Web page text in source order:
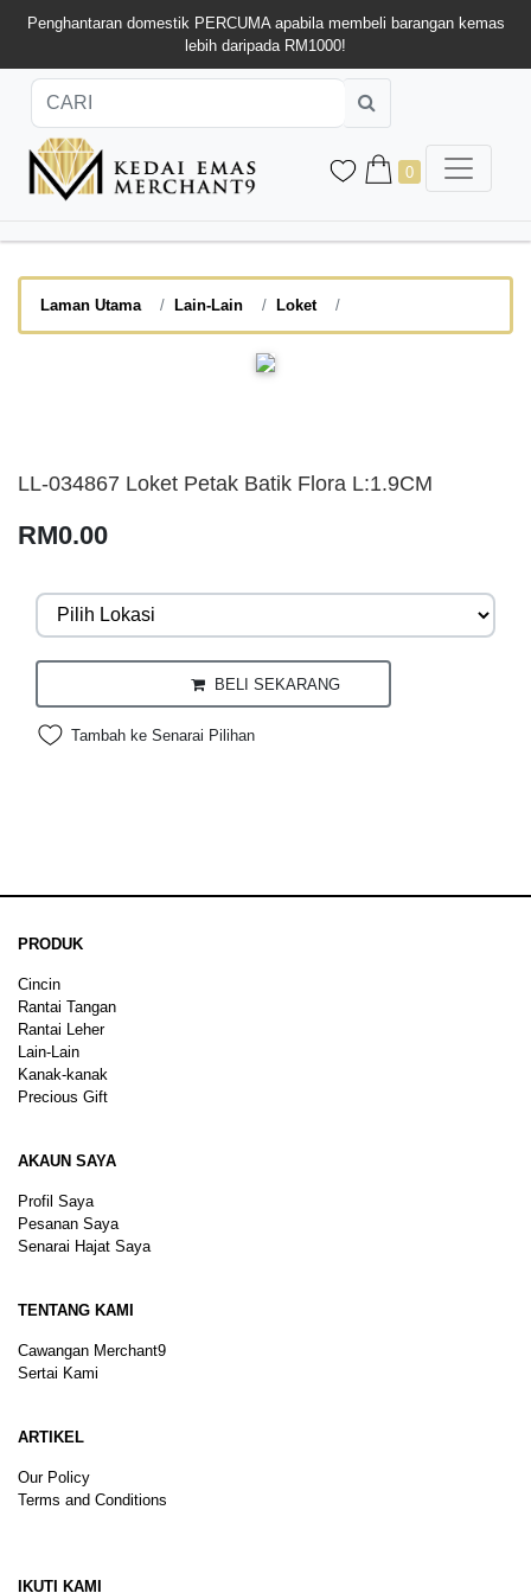
Penghantaran domestik PERCUMA apabila membeli barangan kemas
lebih daripada RM1000!
0
Laman Utama Lain-Lain Loket
LL-034867 Loket Petak Batik Flora L:1.9CM
RM0.00
BELI SEKARANG
Tambah ke Senarai Pilihan
PRODUK
Cincin
Rantai Tangan
Rantai Leher
Lain-Lain
Kanak-kanak
Precious Gift
AKAUN SAYA
Profil Saya
Pesanan Saya
Senarai Hajat Saya
TENTANG KAMI
Cawangan Merchant9
Sertai Kami
ARTIKEL
Our Policy
Terms and Conditions
IKUTI KAMI